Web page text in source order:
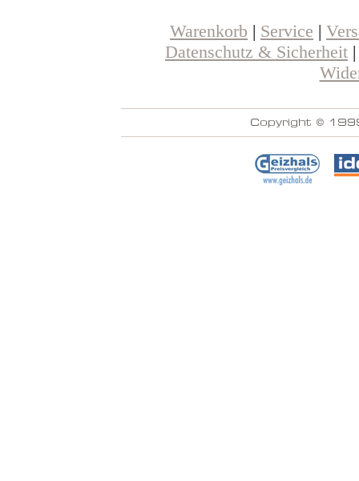
Warenkorb | Service |
Datenschutz & Sicherheit